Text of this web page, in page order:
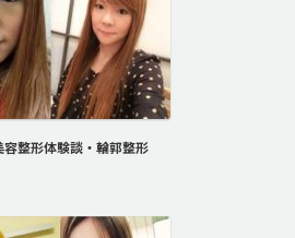
容整形体験談・輪郭整形